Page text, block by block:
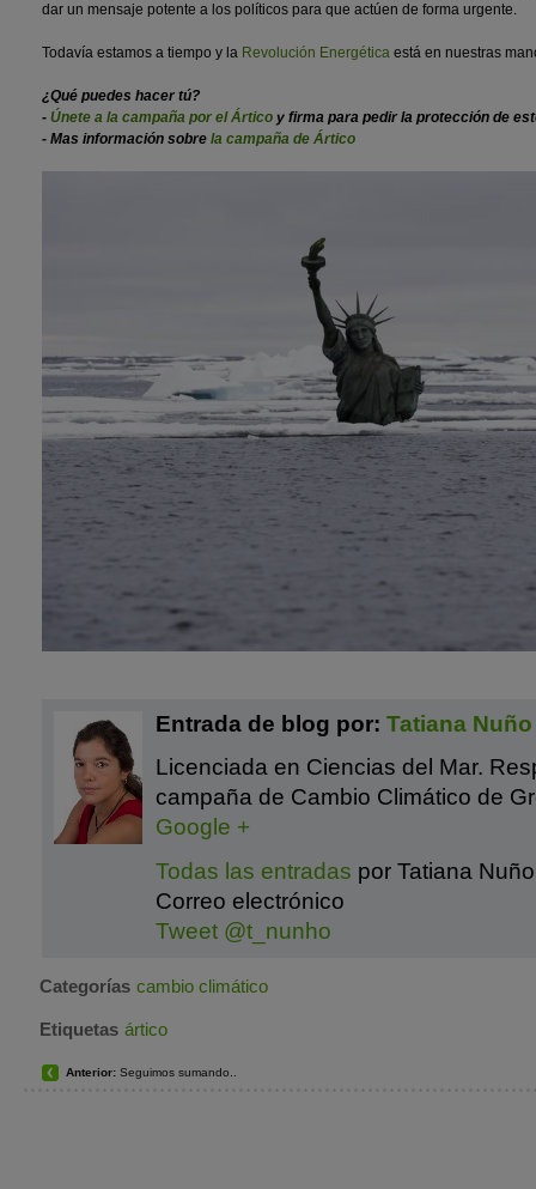
dar un mensaje potente a los políticos para que actúen de forma urgente.
Todavía estamos a tiempo y la Revolución Energética está en nuestras
¿Qué puedes hacer tú?
- Únete a la campaña por el Ártico y firma para pedir la protección de
- Mas información sobre la campaña de Ártico
Entrada de blog por: Tatiana Nuño
Licenciada en Ciencias del Mar.
campaña de Cambio Climático de
Google +
Todas las entradas por Tatiana Nuño
Correo electrónico
Tweet @t_nunho
Categorías cambio climático
Etiquetas ártico
Anterior: Seguimos sumando..